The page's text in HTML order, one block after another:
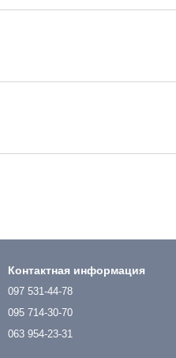
Контактная информация
097 531-44-78
095 714-30-70
063 954-23-31